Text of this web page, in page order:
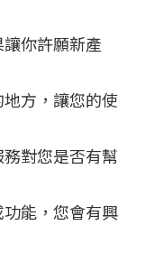
讓你許願新產
地方，讓您的使
務對您是否有幫
功能，您會有興